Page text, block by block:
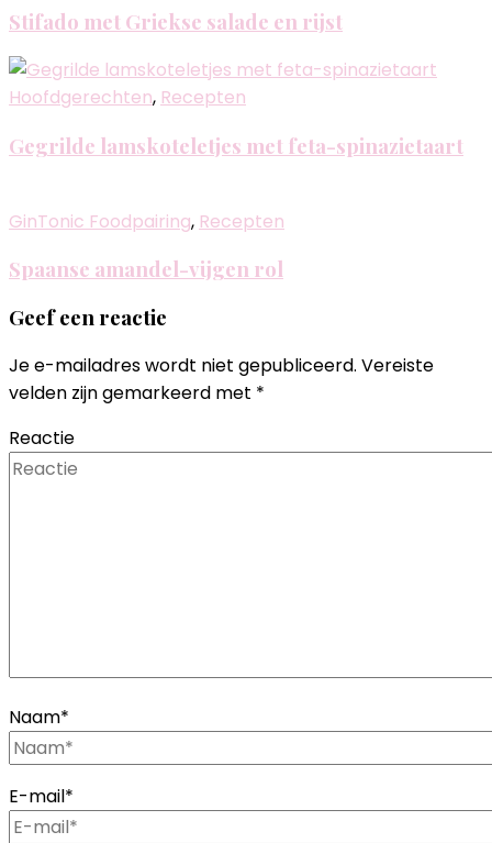
Stifado met Griekse salade en rijst
Hoofdgerechten, Recepten
Gegrilde lamskoteletjes met feta-spinazietaart
GinTonic Foodpairing, Recepten
Spaanse amandel-vijgen rol
Geef een reactie
Je e-mailadres wordt niet gepubliceerd. Vereiste
velden zijn gemarkeerd met *
Reactie
Naam*
E-mail*